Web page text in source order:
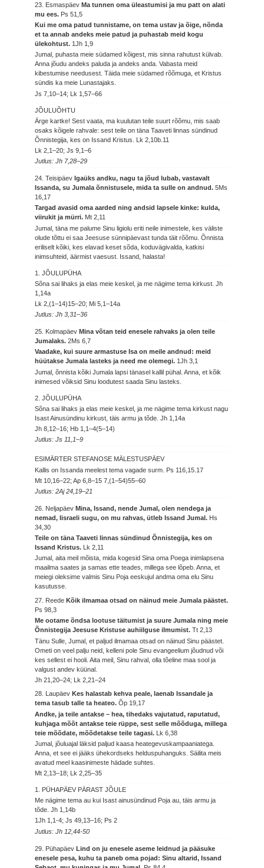
23. EsmaspäevMa tunnen oma üleastumisi ja mu patt on alati
mu ees. Ps 51,5
Kui me oma patud tunnistame, on tema ustav ja õige, nõnda
et ta annab andeks meie patud ja puhastab meid kogu
ülekohtust. 1Jh 1,9
Jumal, puhasta meie südamed kõigest, mis sinna rahutust külvab.
Anna jõudu andeks paluda ja andeks anda. Vabasta meid
kibestumise needusest. Täida meie südamed rõõmuga, et Kristus
sündis ka meie Lunastajaks.
Js 7,10–14; Lk 1,57–66
JÕULUÕHTU
Ärge kartke! Sest vaata, ma kuulutan teile suurt rõõmu, mis saab
osaks kõigele rahvale: sest teile on täna Taaveti linnas sündinud
Õnnistegija, kes on Issand Kristus. Lk 2,10b.11
Lk 2,1–20; Js 9,1–6
Jutlus: Jh 7,28–29
24. TeisipäevIgaüks andku, nagu ta jõud lubab, vastavalt
Issanda, su Jumala õnnistusele, mida ta sulle on andnud.5Ms
16,17
Targad avasid oma aarded ning andsid lapsele kinke: kulda,
viirukit ja mürri. Mt 2,11
Jumal, täna me palume Sinu ligiolu eriti neile inimestele, kes väliste
olude tõttu ei saa Jeesuse sünnipäevast tunda täit rõõmu. Õnnista
eriliselt kõiki, kes elavad keset sõda, koduvägivalda, katkisi
inimsuhteid, äärmist vaesust. Issand, halasta!
1. JÕULUPÜHA
Sõna sai lihaks ja elas meie keskel, ja me nägime tema kirkust.Jh
1,14a
Lk 2,(1–14)15–20; Mi 5,1–14a
Jutlus: Jh 3,31–36
25. KolmapäevMina võtan teid enesele rahvaks ja olen teile
Jumalaks.2Ms 6,7
Vaadake, kui suure armastuse Isa on meile andnud: meid
hüütakse Jumala lasteks ja need me olemegi. 1Jh 3,1
Jumal, õnnista kõiki Jumala lapsi tänasel kallil pühal. Anna, et kõik
inimesed võiksid Sinu loodutest saada Sinu lasteks.
2. JÕULUPÜHA
Sõna sai lihaks ja elas meie keskel, ja me nägime tema kirkust nagu
Isast Ainusündinu kirkust, täis armu ja tõde.Jh 1,14a
Jh 8,12–16; Hb 1,1–4(5–14)
Jutlus: Js 11,1–9
ESIMÄRTER STEFANOSE MÄLESTUSPÄEV
Kallis on Issanda meelest tema vagade surm. Ps 116,15.17
Mt 10,16–22; Ap 6,8–15 7,(1–54)55–60
Jutlus: 2Aj 24,19–21
26. NeljapäevMina, Issand, nende Jumal, olen nendega ja
nemad, Iisraeli sugu, on mu rahvas, ütleb Issand Jumal. Hs
34,30
Teile on täna Taaveti linnas sündinud Õnnistegija, kes on
Issand Kristus.
Lk 2,11
Jumal, aita meil mõista, mida kogesid Sina oma Poega inimlapsena
maailma saates ja samas ette teades, millega see lõpeb. Anna, et
meiegi oleksime valmis Sinu Poja eeskujul andma oma elu Sinu
kasutusse.
27. ReedeKõik ilmamaa otsad on näinud meie Jumala päästet.
Ps 98,3
Me ootame õndsa lootuse täitumist ja suure Jumala ning meie
Õnnistegija Jeesuse Kristuse auhiilguse ilmumist.Tt 2,13
Tänu Sulle, Jumal, et paljud ilmamaa otsad on näinud Sinu päästet.
Ometi on veel palju neid, kelleni pole Sinu evangeelium jõudnud või
kes sellest ei hooli. Aita meil, Sinu rahval, olla tõeline maa sool ja
valgust andev küünal.
Jh 21,20–24; Lk 2,21–24
28. Laupäev Kes halastab kehva peale, laenab Issandale ja
tema tasub talle ta heateo.Õp 19,17
Andke, ja teile antakse – hea, tihedaks vajutatud, raputatud,
kuhjaga mõõt antakse teie rüppe, sest selle mõõduga, millega
teie mõõdate, mõõdetakse teile tagasi. Lk 6,38
Jumal, jõuluajal läksid paljud kaasa heategevuskampaaniatega.
Anna, et see ei jääks ühekordseks helduspuhanguks. Säilita meis
avatud meel kaasinimeste hädade suhtes.
Mt 2,13–18; Lk 2,25–35
1. PÜHAPÄEV PÄRAST JÕULE
Me nägime tema au kui Isast ainusündinud Poja au, täis armu ja
tõde.Jh 1,14b
1Jh 1,1-4; Js 49,13–16; Ps 2
Jutlus: Jh 12,44-50
29. PühapäevLind on ju enesele aseme leidnud ja pääsuke
enesele pesa, kuhu ta paneb oma pojad: Sinu altarid, Issand